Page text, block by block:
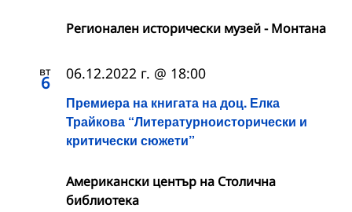
Регионален исторически музей - Монтана
вт
6
Премиера на книгата на доц. Елка
Трайкова “Литературноисторически и
критически сюжети”
06.12.2022 г. @ 18:00
Американски център на Столична
библиотека